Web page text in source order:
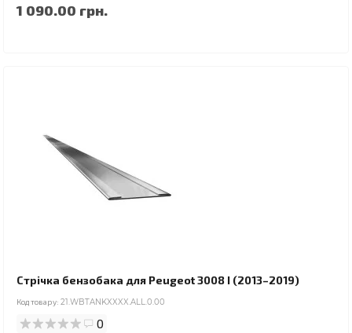
1 090.00 грн.
Стрічка бензобака для Peugeot 3008 I (2013–2019)
Код товару: 21.WBTANKXXXX.ALL.0.00
0